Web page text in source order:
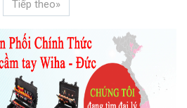
Tiếp theo»